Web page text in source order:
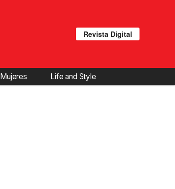
Revista Digital
Mujeres Life and Style